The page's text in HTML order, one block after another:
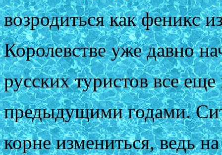
возродиться как феникс
Королевстве уже давно
русских туристов все
предыдущими годами.
корне измениться, ведь